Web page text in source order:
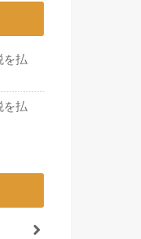
を払
を払